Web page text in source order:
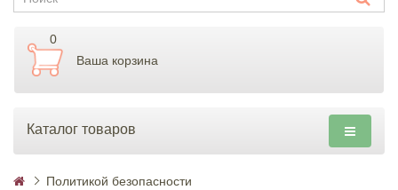
0
Ваша корзина
Каталог товаров
Политикой безопасности